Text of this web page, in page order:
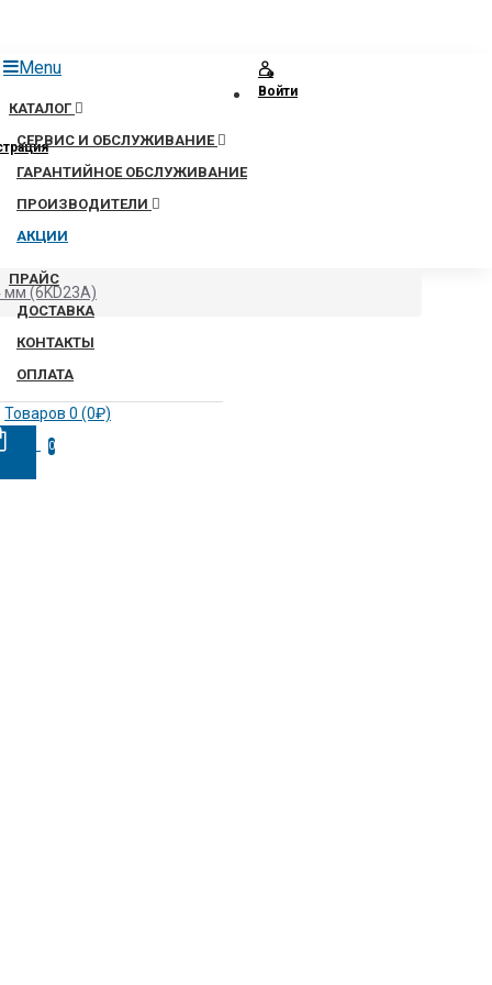
Menu
КАТАЛОГ
СЕРВИС И ОБСЛУЖИВАНИЕ
ГАРАНТИЙНОЕ ОБСЛУЖИВАНИЕ
ПРОИЗВОДИТЕЛИ
АКЦИИ
ПРАЙС
ДОСТАВКА
КОНТАКТЫ
ОПЛАТА
Товаров 0 (0₽)
0
Войти
мм (6KD23A)